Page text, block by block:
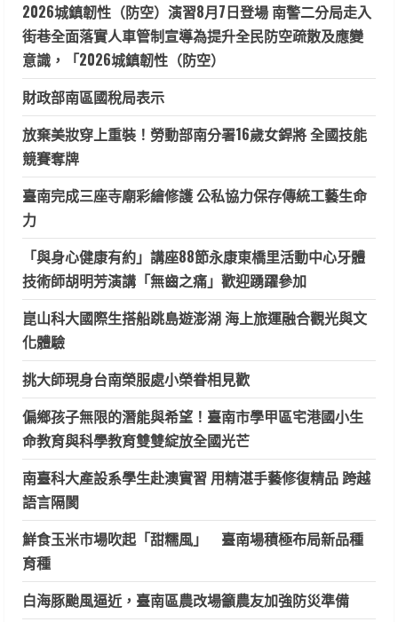
2026城鎮韌性（防空）演習8月7日登場 南警二分局走入
街巷全面落實人車管制宣導為提升全民防空疏散及應變
意識，「2026城鎮韌性（防空）
財政部南區國稅局表示
放棄美妝穿上重裝！勞動部南分署16歲女銲將 全國技能
競賽奪牌
臺南完成三座寺廟彩繪修護 公私協力保存傳統工藝生命
力
「與身心健康有約」講座88節永康東橋里活動中心牙體
技術師胡明芳演講「無齒之痛」歡迎踴躍參加
崑山科大國際生搭船跳島遊澎湖 海上旅運融合觀光與文
化體驗
挑大師現身台南榮服處小榮眷相見歡
偏鄉孩子無限的潛能與希望！臺南市學甲區宅港國小生
命教育與科學教育雙雙綻放全國光芒
南臺科大產設系學生赴澳實習 用精湛手藝修復精品 跨越
語言隔閡
鮮食玉米市場吹起「甜糯風」 臺南場積極布局新品種
育種
白海豚颱風逼近，臺南區農改場籲農友加強防災準備